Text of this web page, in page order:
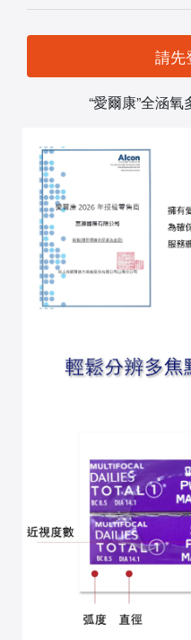
請先
“愛爾康”全涵